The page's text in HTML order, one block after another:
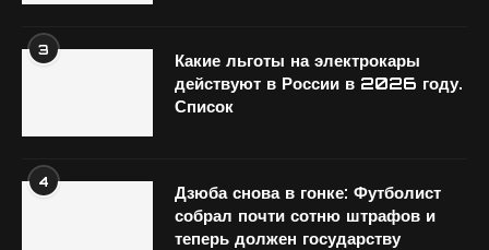
3
Какие льготы на электрокары
действуют в России в 2026 году.
Список
4
Дзюба снова в гонке: Футболист
собрал почти сотню штрафов и
теперь должен государству